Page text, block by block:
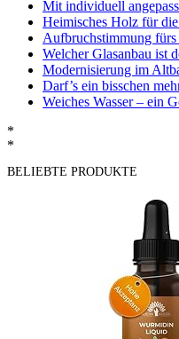
Mit individuell
Heimisches Holz für die
Aufbruchstimmung fürs
Welcher Glasanbau ist
Modernisierung im
Darf’s ein bisschen
Weiches Wasser – ein
*
*
BELIEBTE PRODUKTE